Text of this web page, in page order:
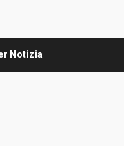
Notizia